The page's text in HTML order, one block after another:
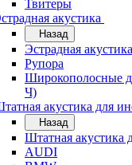
Твитеры
акустика
Назад
Эстрадная акустика
Рупора
Широкополосные
Ч)
акустика для
Назад
Штатная акустика
AUDI